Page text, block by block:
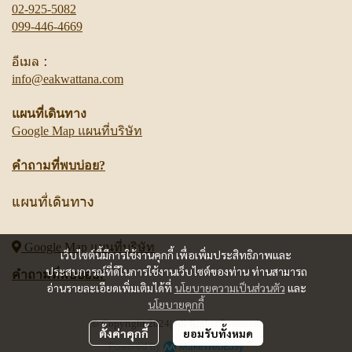
เว็บไซต์นี้มีการใช้งานคุกกี้ เพื่อเพิ่มประสิทธิภาพและ
ประสบการณ์ที่ดีในการใช้งานเว็บไซต์ของท่าน ท่านสามารถ
อ่านรายละเอียดเพิ่มเติมได้ที่ นโยบายความเป็นส่วนตัว และ
นโยบายคุกกี้
ตั้งค่าคุกกี้ ยอมรับทั้งหมด
02-925-5082
099-446-4669
อีเมล :
info@eakwattana.com
แผนที่เดินทาง
Google Map แผนที่บริษัท
คำถามที่พบบ่อย?
แผนที่เดินทาง
Google Map แผนที่บริษัท
คำถามที่พบบ่อย?
© Copyright 2024| All Rights Reserved.
Powered By MakeWebEasy